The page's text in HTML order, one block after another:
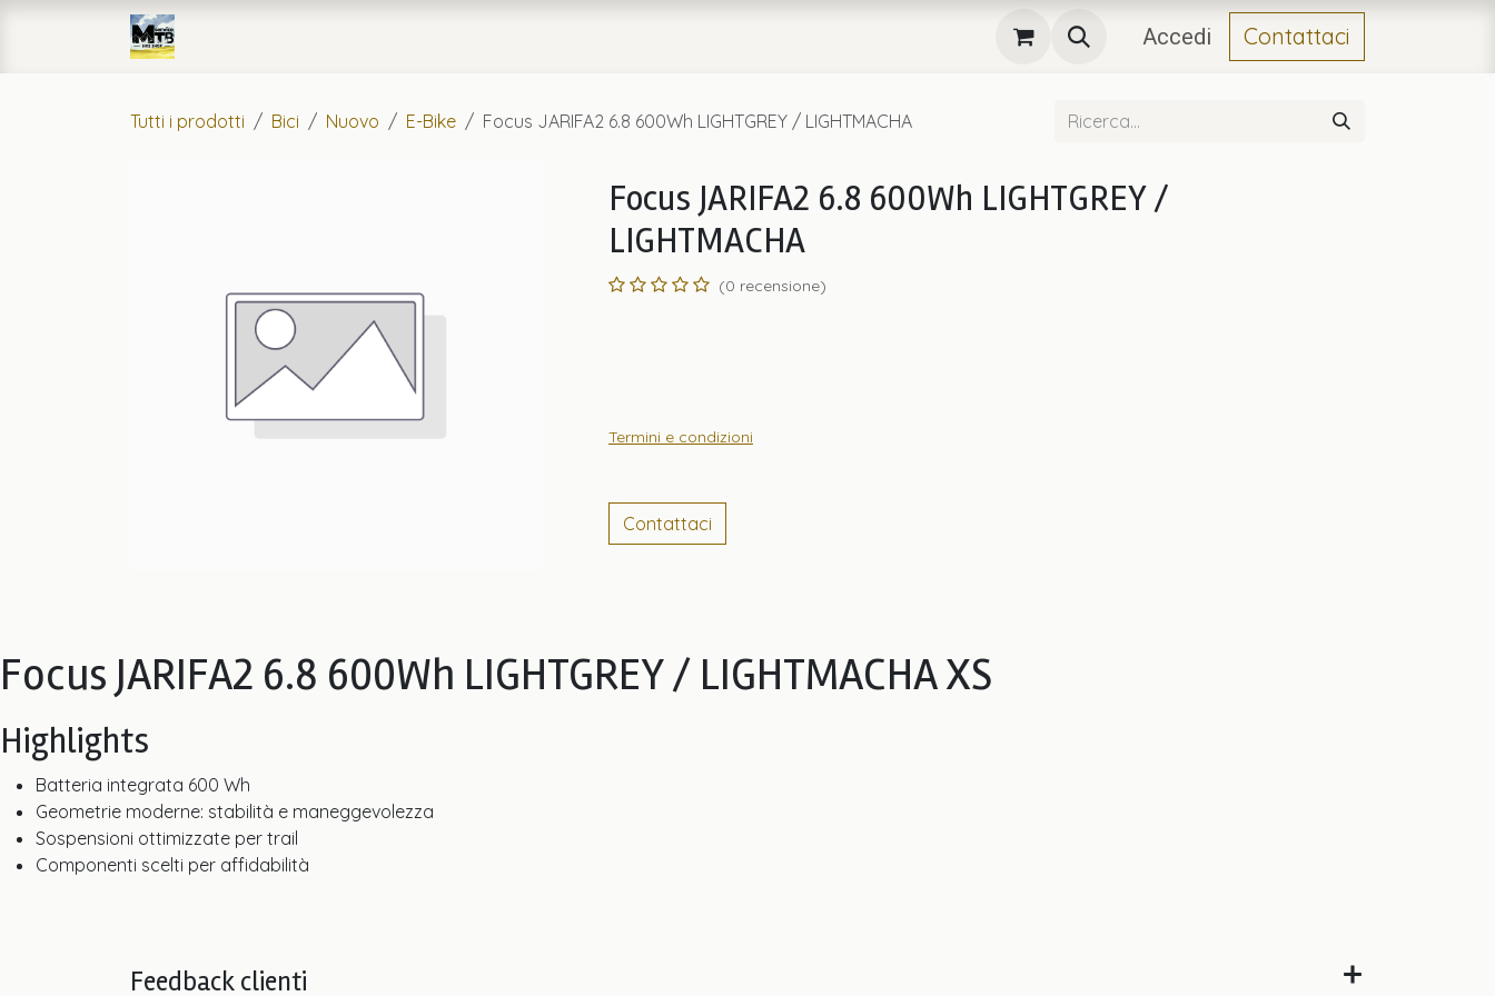
Passa al contenuto
Accedi Contattaci
Tutti i prodotti Bici Nuovo E-Bike Focus JARIFA2 6.8 600Wh LIGHTGREY / LIGHTMACHA
Focus JARIFA2 6.8 600Wh LIGHTGREY /
LIGHTMACHA
(0 recensione)
Termini e condizioni
Contattaci
Focus JARIFA2 6.8 600Wh LIGHTGREY / LIGHTMACHA XS
Highlights
Batteria integrata 600 Wh
Geometrie moderne: stabilità e maneggevolezza
Sospensioni ottimizzate per trail
Componenti scelti per affidabilità
Feedback clienti